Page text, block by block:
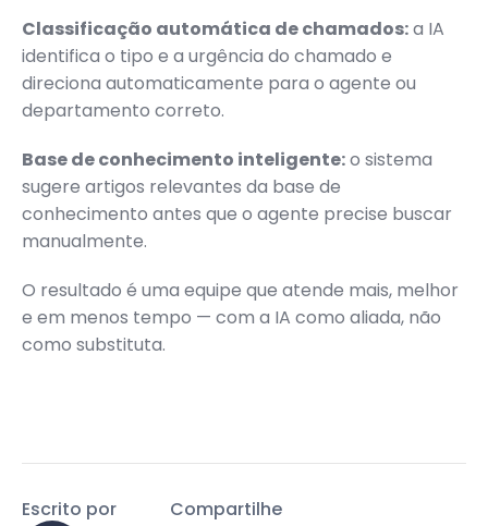
Classificação automática de chamados:a IA
identifica o tipo e a urgência do chamado e
direciona automaticamente para o agente ou
departamento correto.
Base de conhecimento inteligente:o sistema
sugere artigos relevantes da base de
conhecimento antes que o agente precise buscar
manualmente.
O resultado é uma equipe que atende mais, melhor
e em menos tempo — com a IA como aliada, não
como substituta.
Compartilhe
Escrito por